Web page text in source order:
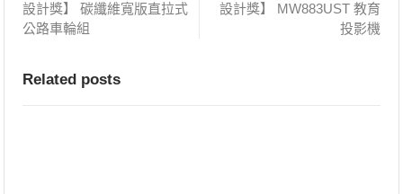
設計獎】 碳纖維寬版直拉式
公路車輪組
設計獎】 MW883UST 教育
投影機
Related posts